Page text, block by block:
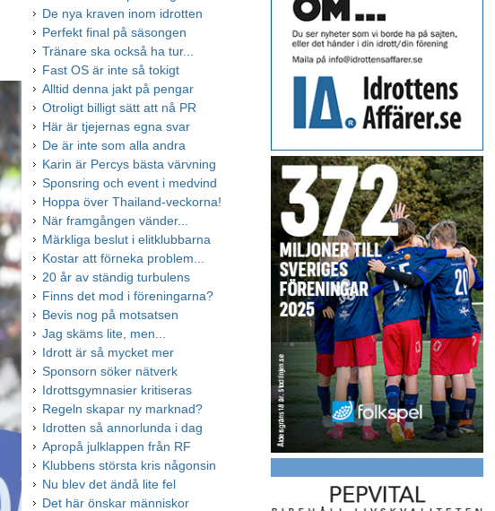
De nya kraven inom idrotten
Perfekt final på säsongen
Tränare ska också ha tur...
Fast OS är inte så tokigt
Alltid denna jakt på pengar
Otroligt billigt sätt att nå PR
Här är tjejernas egna svar
De är inte som alla andra
Karin är Percys bästa värvning
Sponsring och event i medvind
Hoppa över Thailand-veckorna!
När framgången vänder...
Märkliga beslut i elitklubbarna
Kostar att förneka problem...
20 år av ständig turbulens
Finns det mod i föreningarna?
Bevis nog på motsatsen
Jag skäms lite, men...
Idrott är så mycket mer
Sponsorn söker nätverk
Idrottsgymnasier kritiseras
Regeln skapar ny marknad?
Idrotten så annorlunda i dag
Apropå julklappen från RF
Klubbens största kris någonsin
Nu blev det ändå lite fel
Det här önskar människor